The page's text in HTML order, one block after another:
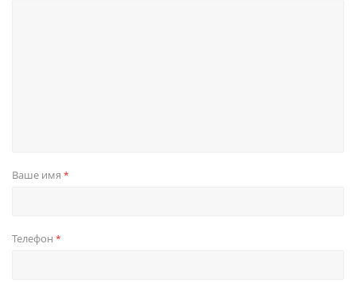
Ваше имя *
Телефон *